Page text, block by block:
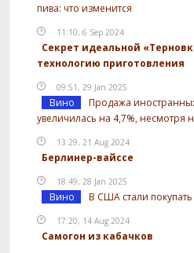
пива: что изменится
11:10, 6 Sep 2024
Секрет идеальной
технологию приготовления
09:51, 29 Jan 2025
Вино
Продажа
увеличилась на 4,7%,
13:29, 21 Aug 2024
Берлинер-вайссе
18:49, 28 Jan 2025
Вино В США стали
17:20, 14 Aug 2024
Самогон из кабачков